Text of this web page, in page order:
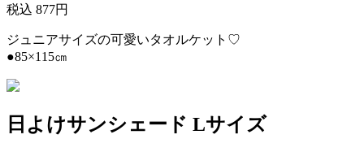
税込 877円
ジュニアサイズの可愛いタオルケット♡
●85×115㎝
日よけサンシェード Lサイズ